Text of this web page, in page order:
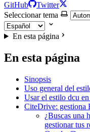
GitHub
Twitter
Seleccionar tema
En esta página
En esta página
Sinopsis
Uso general del
Usar el estilo dcu
CiteDrive:
¿Buscas una
gestionar tus